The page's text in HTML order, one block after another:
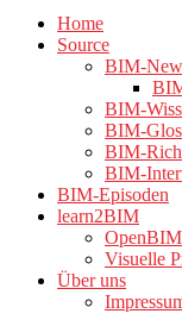
Home
Source
BIM-
BIM-
BIM-
BIM-
BIM-
BIM-Episoden
learn2BIM
OpenBIM
Visuelle
Über uns